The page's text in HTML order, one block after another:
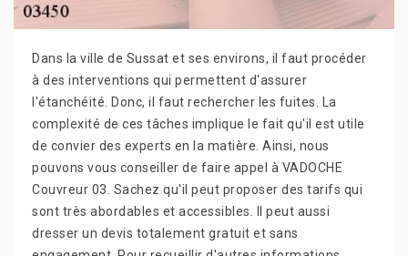
Dans la ville de Sussat et ses environs, il faut procéder
à des interventions qui permettent d'assurer
l'étanchéité. Donc, il faut rechercher les fuites. La
complexité de ces tâches implique le fait qu'il est utile
de convier des experts en la matière. Ainsi, nous
pouvons vous conseiller de faire appel à VADOCHE
Couvreur 03. Sachez qu'il peut proposer des tarifs qui
sont très abordables et accessibles. Il peut aussi
dresser un devis totalement gratuit et sans